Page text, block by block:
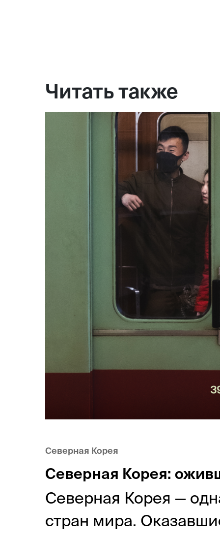
Читать также
Северная Корея
Северная Корея:
Северная Корея —
стран мира.